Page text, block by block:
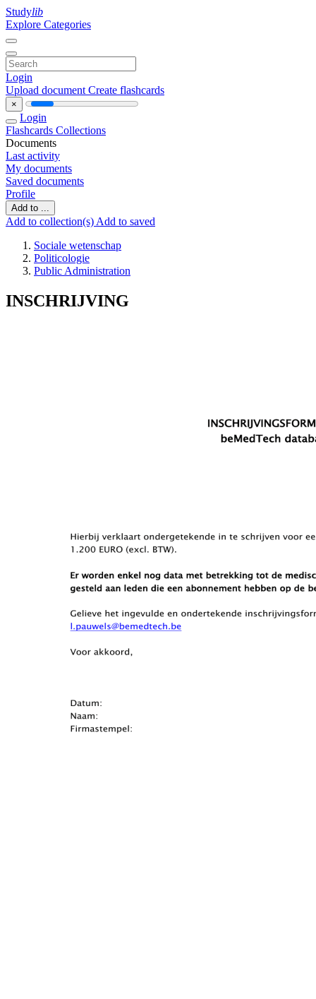
Studylib
Explore Categories
Login
Upload document Create flashcards
×
Login
Flashcards Collections
Documents
Last activity
My documents
Saved documents
Profile
Add to ...
Add to collection(s) Add to saved
Sociale wetenschap
Politicologie
Public Administration
INSCHRIJVING